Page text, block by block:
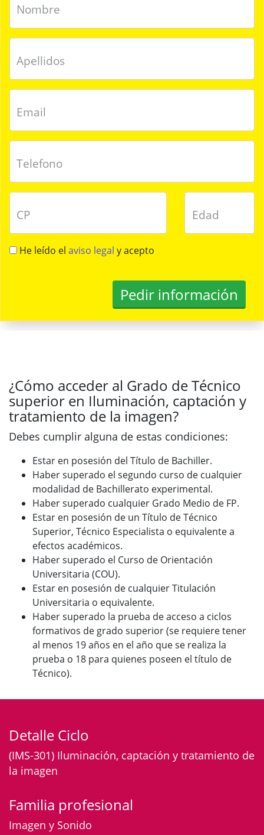
Nombre
Apellidos
Email
Telefono
CP Edad
He leído el aviso legal y acepto
¿Cómo acceder al Grado de Técnico
superior en Iluminación, captación y
tratamiento de la imagen?
Debes cumplir alguna de estas condiciones:
Estar en posesión del Título de Bachiller.
Haber superado el segundo curso de cualquier
modalidad de Bachillerato experimental.
Haber superado cualquier Grado Medio de FP.
Estar en posesión de un Título de Técnico
Superior, Técnico Especialista o equivalente a
efectos académicos.
Haber superado el Curso de Orientación
Universitaria (COU).
Estar en posesión de cualquier Titulación
Universitaria o equivalente.
Haber superado la prueba de acceso a ciclos
formativos de grado superior (se requiere tener
al menos 19 años en el año que se realiza la
prueba o 18 para quienes poseen el título de
Técnico).
Detalle Ciclo
(IMS-301) Iluminación, captación y tratamiento de
la imagen
Familia profesional
Imagen y Sonido